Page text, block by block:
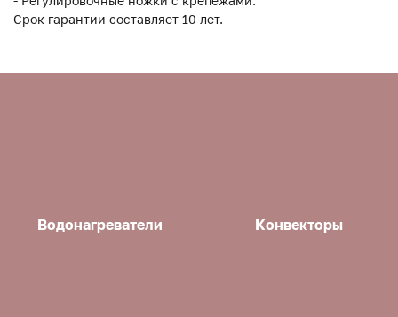
Срок гарантии составляет 10 лет.
Водонагреватели Конвекторы